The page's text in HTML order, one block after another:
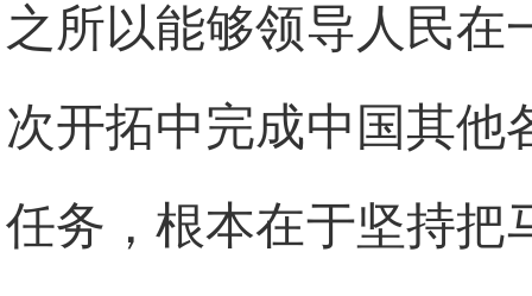
之所以能够领导人民在
次开拓中完成中国其他
任务，根本在于坚持把